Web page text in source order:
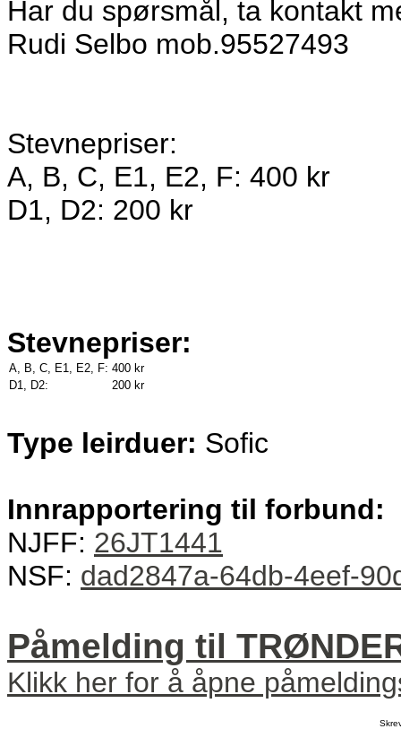
Har du spørsmål, ta kontakt
Rudi Selbo mob.95527493
Stevnepriser:
A, B, C, E1, E2, F: 400 kr
D1, D2: 200 kr
Stevnepriser:
A, B, C, E1, E2, F: 400 kr
D1, D2:
200 kr
Type leirduer: Sofic
Innrapportering til forbund:
NJFF: 26JT1441
NSF: dad2847a-64db-4eef-
Påmelding til
Klikk her for å åpne